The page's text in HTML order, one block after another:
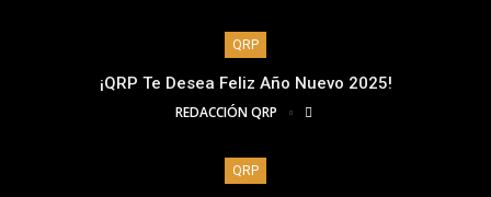
QRP
¡QRP Te Desea Feliz Año Nuevo 2025!
REDACCIÓN QRP
QRP